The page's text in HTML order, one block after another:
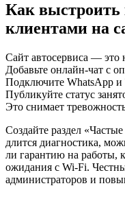
Как
клиентами на
Сайт автосервиса — это
Добавьте онлайн-чат с
Подключите WhatsApp и
Публикуйте статус
Это снимает
Создайте раздел
длится диагностика,
ли гарантию на работы,
ожидания с Wi-Fi.
администраторов и